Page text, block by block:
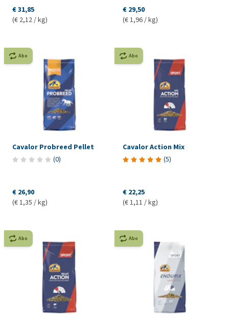
€ 31,85
(€ 2,12 / kg)
€ 29,50
(€ 1,96 / kg)
Abo
Cavalor Probreed Pellet
(0)
€ 26,90
(€ 1,35 / kg)
Abo
Cavalor Action Mix
(5)
€ 22,25
(€ 1,11 / kg)
Abo Abo